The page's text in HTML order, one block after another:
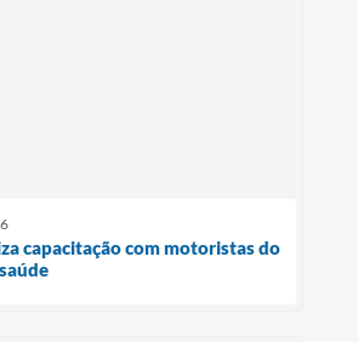
capacitação com motoristas do